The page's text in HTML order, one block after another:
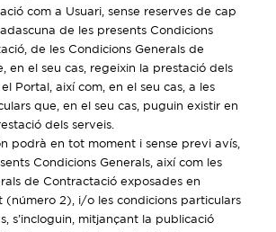
com a Usuari, sense reserves de cap
de les presents Condicions
de les Condicions Generals de
en el seu cas, regeixin la prestació dels
Portal, així com, en el seu cas, a les
que, en el seu cas, puguin existir en
dels serveis.
podrà en tot moment i sense previ avís,
Condicions Generals, així com les
de Contractació exposades en
(número 2), i/o les condicions particulars
s’incloguin, mitjançant la publicació